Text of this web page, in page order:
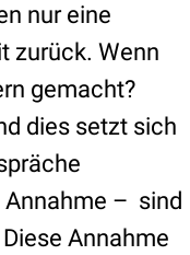
nur eine
zurück. Wenn
gemacht?
dies setzt sich
– sind
Annahme